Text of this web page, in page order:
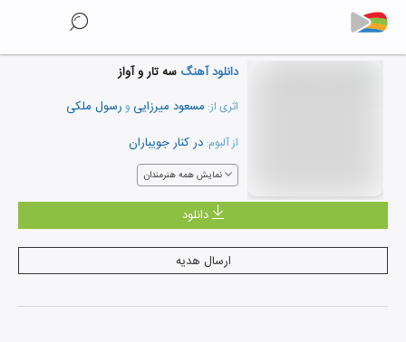
دانلود آهنگ سه تار و آواز
اثری از: مسعود میرزایی و رسول ملکی
از آلبوم: در کنار جویباران
نمایش همه هنرمندان
دانلود
ارسال هدیه